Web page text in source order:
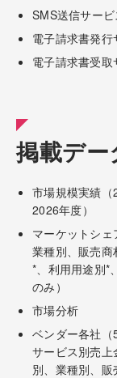
SMS送信サー
電子請求書発
電子請求書受
掲載デ
市場規模実績
2026年度）
マーケットシェ
業種別、販売
*、利用用途別*
のみ）
市場分析
ベンダー各社（
サービス別売
別、業種別、